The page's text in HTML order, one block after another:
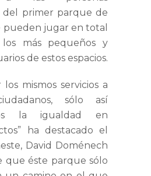
del primer parque de
pueden jugar en total
más pequeños y
de estos espacios.
los mismos servicios a
sólo así
la igualdad en
ha destacado el
David Doménech
que éste parque sólo